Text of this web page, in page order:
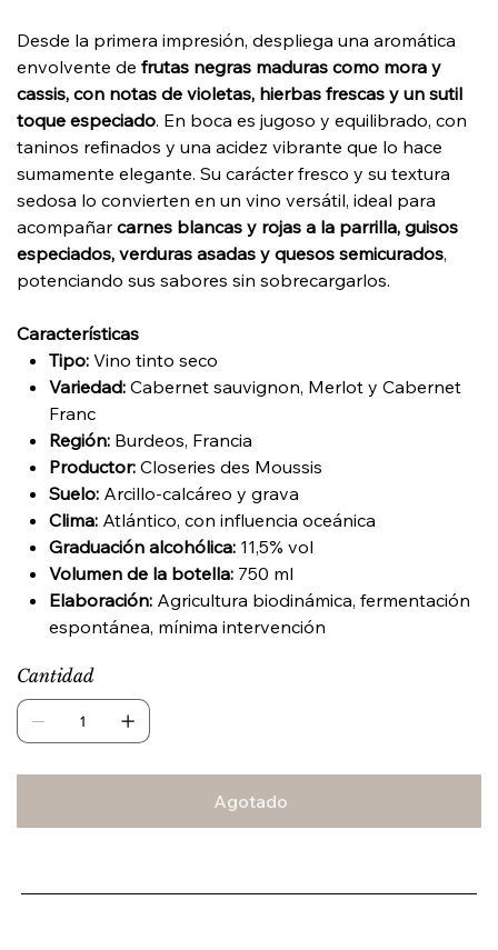
Desde la primera impresión, despliega una aromática
envolvente de frutas negras maduras como mora y
cassis, con notas de violetas, hierbas frescas y un sutil
toque especiado. En boca es jugoso y equilibrado, con
taninos refinados y una acidez vibrante que lo hace
sumamente elegante. Su carácter fresco y su textura
sedosa lo convierten en un vino versátil, ideal para
acompañarcarnes blancas y rojas a la parrilla, guisos
especiados, verduras asadas y quesos semicurados,
potenciando sus sabores sin sobrecargarlos.
Características
Tipo:Vino tinto seco
Variedad:Cabernet sauvignon, Merlot y Cabernet
Franc
Región:Burdeos, Francia
Productor:Closeries des Moussis
Suelo:Arcillo-calcáreo y grava
Clima:Atlántico, con influencia oceánica
Graduación alcohólica:11,5% vol
Volumen de la botella:750 ml
Elaboración:Agricultura biodinámica, fermentación
espontánea, mínima intervención
Cantidad
Agotado